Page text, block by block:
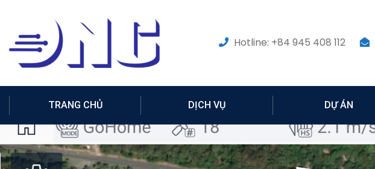
Hotline: +84 945 408 112
TRANG CHỦ DỊCH VỤ DỰ ÁN